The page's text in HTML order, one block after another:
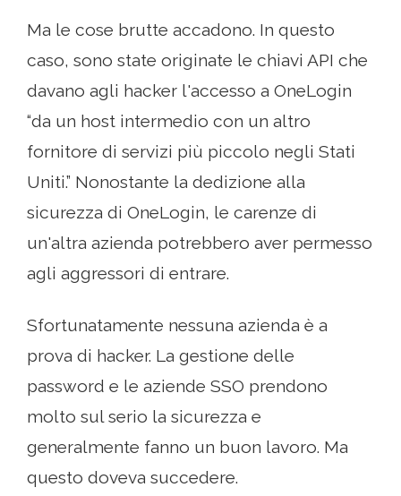
Ma le cose brutte accadono. In questo
caso, sono state originate le chiavi API che
davano agli hacker l'accesso a OneLogin
“da un host intermedio con un altro
fornitore di servizi più piccolo negli Stati
Uniti.” Nonostante la dedizione alla
sicurezza di OneLogin, le carenze di
un'altra azienda potrebbero aver permesso
agli aggressori di entrare.
Sfortunatamente nessuna azienda è a
prova di hacker. La gestione delle
password e le aziende SSO prendono
molto sul serio la sicurezza e
generalmente fanno un buon lavoro. Ma
questo doveva succedere.